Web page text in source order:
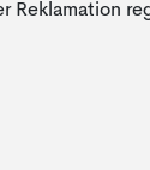
Reklamation